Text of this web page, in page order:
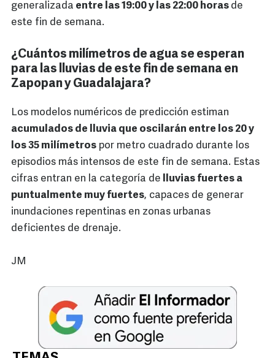
generalizada entre las 19:00 y las 22:00 horas de
este fin de semana.
¿Cuántos milímetros de agua se esperan
para las lluvias de este fin de semana en
Zapopan y Guadalajara?
Los modelos numéricos de predicción estiman
acumulados de lluvia que oscilarán entre los 20 y
los 35 milímetros por metro cuadrado durante los
episodios más intensos de este fin de semana. Estas
cifras entran en la categoría de lluvias fuertes a
puntualmente muy fuertes, capaces de generar
inundaciones repentinas en zonas urbanas
deficientes de drenaje.
JM